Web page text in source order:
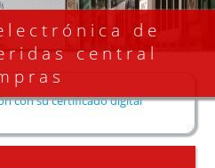
de
central
con su certificado digital